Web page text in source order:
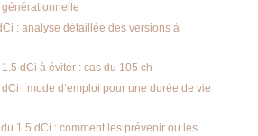
: analyse détaillée des versions à
dCi à éviter : cas du 105 ch
: mode d’emploi pour une durée de vie
1.5 dCi : comment les prévenir ou les